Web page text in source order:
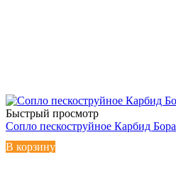
Быстрый просмотр
Сопло пескоструйное Карбид
В корзину